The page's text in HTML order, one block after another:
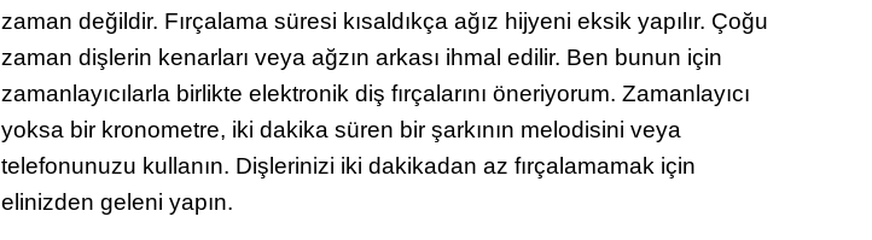
zaman değildir. Fırçalama süresi kısaldıkça ağız hijyeni eksik yapılır. Çoğu
zaman dişlerin kenarları veya ağzın arkası ihmal edilir. Ben bunun için
zamanlayıcılarla birlikte elektronik diş fırçalarını öneriyorum. Zamanlayıcı
yoksa bir kronometre, iki dakika süren bir şarkının melodisini veya
telefonunuzu kullanın. Dişlerinizi iki dakikadan az fırçalamamak için
elinizden geleni yapın.